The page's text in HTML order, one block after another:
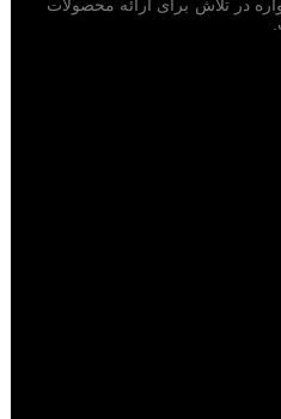
در تلاش برای ارائه محصولات